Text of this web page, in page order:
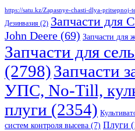
https://satu.kz/Zapasnye-chasti-dlya-pritsepnoj-
Дезинвазия (2) Запчасти для
John Deere (69) Запчасти для
Запчасти для
(2798)Запчасти
УПС, No-Till,
плуги (2354)
систем контроля высева (7) Плуги